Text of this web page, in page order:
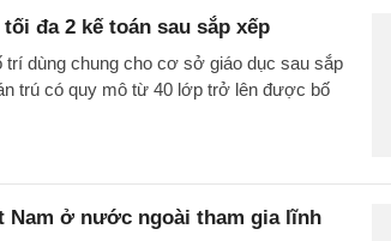
đa 2 kế toán sau sắp xếp
dùng chung cho cơ sở giáo dục sau sắp
trú có quy mô từ 40 lớp trở lên được bố
Nam ở nước ngoài tham gia lĩnh